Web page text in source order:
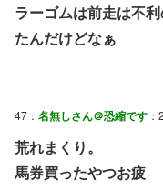
ラーゴムは前走は不
たんだけどなぁ
47： 名無しさん＠恐縮です
荒れまくり。
馬券買ったやつお疲